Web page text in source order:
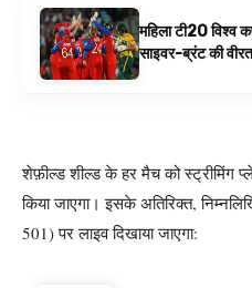
महिला टी20 विश्व
साइवर-ब्रंट की
शेफ़ील्ड शील्ड के हर मैच को स्ट्रीमिंग
किया जाएगा। इसके अतिरिक्त,
501) पर लाइव दिखाया जाएगा: